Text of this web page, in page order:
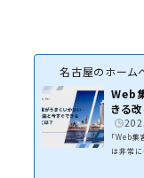
名古屋のホーム
Web
きる
「Web集
は非常に